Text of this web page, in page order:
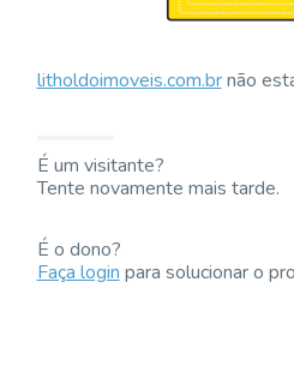
litholdoimoveis.com.brnão
É um visitante?
Tente novamente mais tarde.
É o dono?
Faça loginpara solucionar o